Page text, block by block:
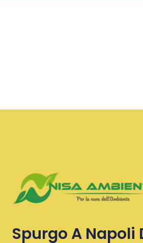
Spurgo A Napoli